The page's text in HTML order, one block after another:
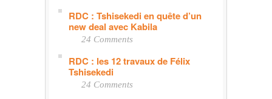
RDC : Tshisekedi en quête d’un
new deal avec Kabila
24 Comments
RDC : les 12 travaux de Félix
Tshisekedi
24 Comments